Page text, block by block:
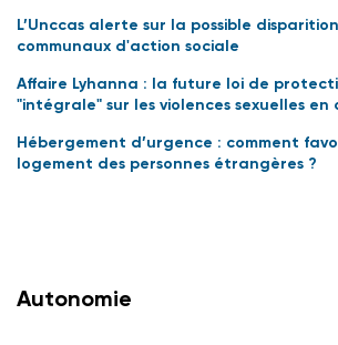
L’Unccas alerte sur la possible
communaux d'action sociale
Affaire Lyhanna : la future loi de
"intégrale" sur les violences sexuelles en
Hébergement d’urgence : comment
logement des personnes étrangères ?
Autonomie